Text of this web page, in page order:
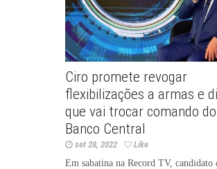
Ciro promete revogar
flexibilizações a armas e
que vai trocar comando do
Banco Central
set 28, 2022
Like
Em sabatina na Record TV, candidato